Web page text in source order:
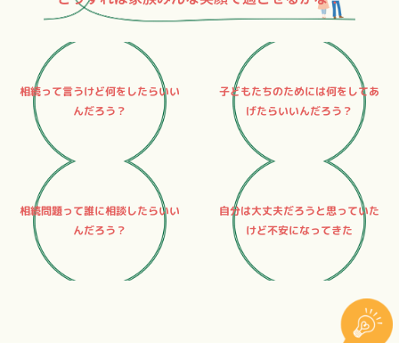
相続って言うけど何をしたらいい
んだろう？
子どもたちのためには何をしてあ
げたらいいんだろう？
相続問題って誰に相談したらいい
んだろう？
自分は大丈夫だろうと思っていた
けど不安になってきた